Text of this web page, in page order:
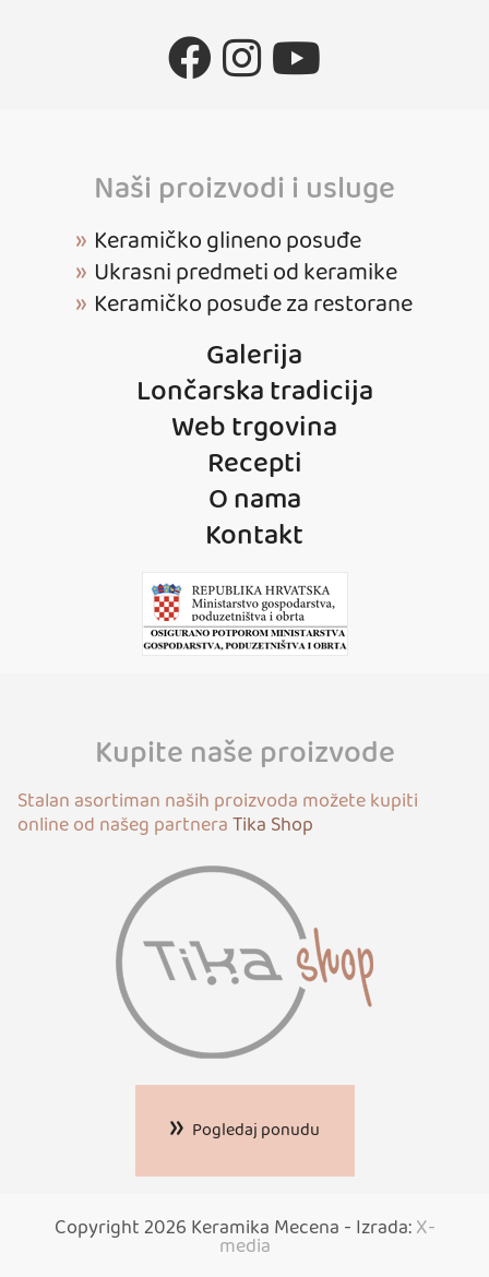
Naši proizvodi i usluge
Keramičko glineno posuđe
Ukrasni predmeti od keramike
Keramičko posuđe za restorane
Galerija
Lončarska tradicija
Web trgovina
Recepti
O nama
Kontakt
Kupite naše proizvode
Stalan asortiman naših proizvoda možete kupiti
online od našeg partneraTika Shop
Pogledaj ponudu
Copyright 2026 Keramika Mecena - Izrada:X-
media